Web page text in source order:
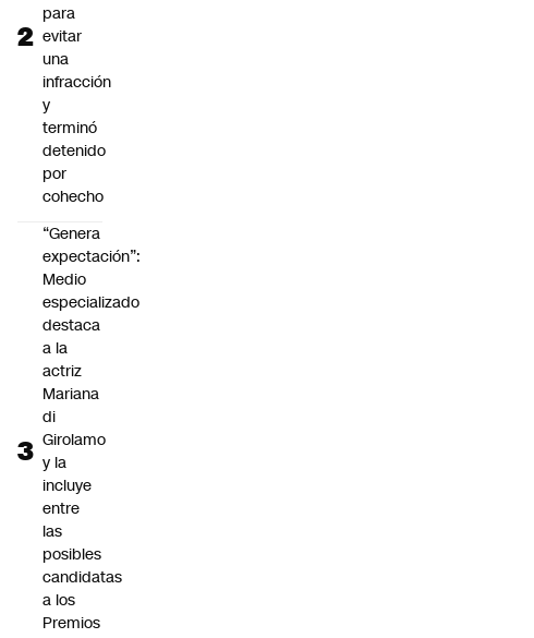
para
evitar
una
infracción
y
terminó
detenido
por
cohecho
“Genera
expectación”:
Medio
especializado
destaca
a la
actriz
Mariana
di
Girolamo
y la
incluye
entre
las
posibles
candidatas
a los
Premios